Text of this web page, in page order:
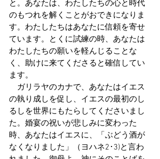
と。あなたは、わたしたちの心と時代
のもつれを解くことがおできになりま
す。わたしたちはあなたに信頼を寄せ
ています。とくに試練の時、あなたは
わたしたちの願いを軽んじることな
く、助けに来てくださると確信してい
ます。
ガリラヤのカナで、あなたはイエス
の執り成しを促し、イエスの最初のし
るしを世界にもたらしてくださいまし
た。婚宴の祝いが悲しみに変わった
時、あなたはイエスに、「ぶどう酒が
なくなりました」（ヨハネ2･3)と言わ